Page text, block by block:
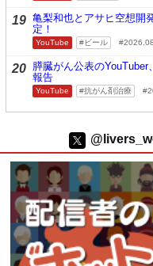
19 亀梨和也とアサヒ空想開
定！
YouTube ビール
20 膵臓がん公表の
報告
YouTube 抗がん剤治療